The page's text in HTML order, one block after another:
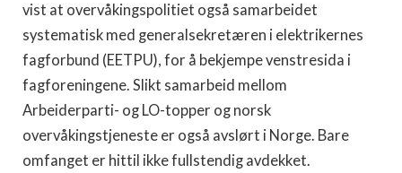
vist at overvåkingspolitiet også samarbeidet
systematisk med generalsekretæren i elektrikernes
fagforbund (EETPU), for å bekjempe venstresida i
fagforeningene. Slikt samarbeid mellom
Arbeiderparti- og LO-topper og norsk
overvåkingstjeneste er også avslørt i Norge. Bare
omfanget er hittil ikke fullstendig avdekket.